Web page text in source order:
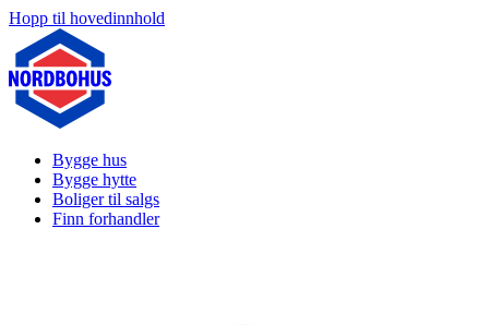
Hopp til hovedinnhold
Bygge hus
Bygge hytte
Boliger til salgs
Finn forhandler